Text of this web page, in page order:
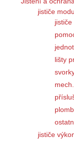
jističe
jističe
lišty
jističe